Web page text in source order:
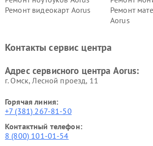
Ремонт видеокарт Aorus
Ремонт
Aorus
Контакты сервис центра
Адрес сервисного центра Aorus:
г. Омск, ​Лесной проезд, 11
Горячая линия:
+7 (381) 267-81-50
Контактный телефон:
8 (800) 101-01-54